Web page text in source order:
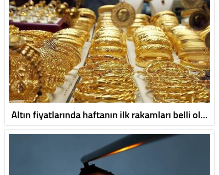
Altın fiyatlarında haftanın ilk rakamları belli ol…